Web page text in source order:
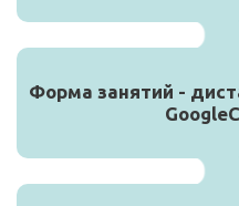
Форма занятий -